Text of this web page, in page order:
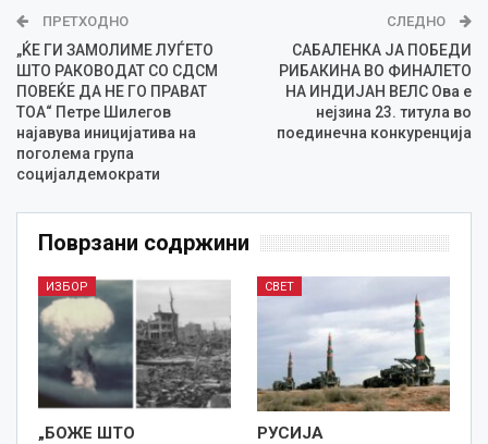
ПРЕТХОДНО
„ЌЕ ГИ ЗАМОЛИМЕ ЛУЃЕТО
ШТО РАКОВОДАТ СО СДСМ
ПОВЕЌЕ ДА НЕ ГО ПРАВАТ
ТОА“ Петре Шилегов
најавува иницијатива на
поголема група
социјалдемократи
СЛЕДНО
САБАЛЕНКА ЈА ПОБЕДИ
РИБАКИНА ВО ФИНАЛЕТО
НА ИНДИЈАН ВЕЛС Ова е
нејзина 23. титула во
поединечна конкуренција
Поврзани содржини
ИЗБОР
„БОЖЕ ШТО
СВЕТ
РУСИЈА